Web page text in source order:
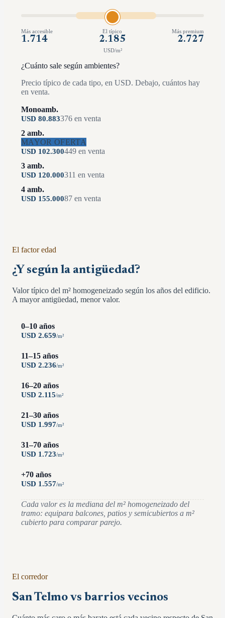
Más accesible
1.714
El típico
2.185
Más premium
2.727
USD/m²
¿Cuánto sale según ambientes?
Precio típico de cada tipo, en USD. Debajo, cuántos hay
en venta.
Monoamb.
USD 80.883376 en venta
2 amb.
MAYOR OFERTA
USD 102.300449 en venta
3 amb.
USD 120.000311 en venta
4 amb.
USD 155.00087 en venta
El factor edad
¿Y según la antigüedad?
Valor típico del m² homogeneizado según los años del edificio.
A mayor antigüedad, menor valor.
0–10 años
USD 2.659/m²
11–15 años
USD 2.236/m²
16–20 años
USD 2.115/m²
21–30 años
USD 1.997/m²
31–70 años
USD 1.723/m²
+70 años
USD 1.557/m²
Cada valor es la mediana del m² homogeneizado del
tramo: equipara balcones, patios y semicubiertos a m²
cubierto para comparar parejo.
El corredor
San Telmo vs barrios vecinos